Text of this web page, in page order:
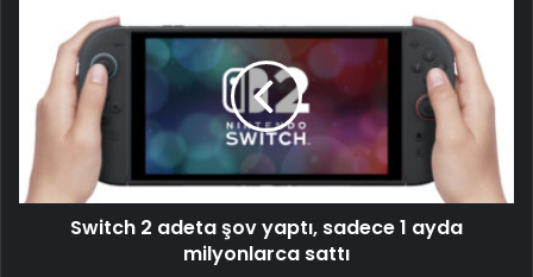
Switch 2 adeta şov yaptı, sadece 1 ayda
milyonlarca sattı